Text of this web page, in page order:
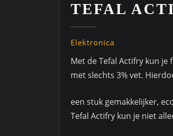
TEFAL
Elektronica
Met de Tefal Actifry kun
met slechts 3% vet.
een stuk gemakkelijker,
Tefal Actifry kun je niet